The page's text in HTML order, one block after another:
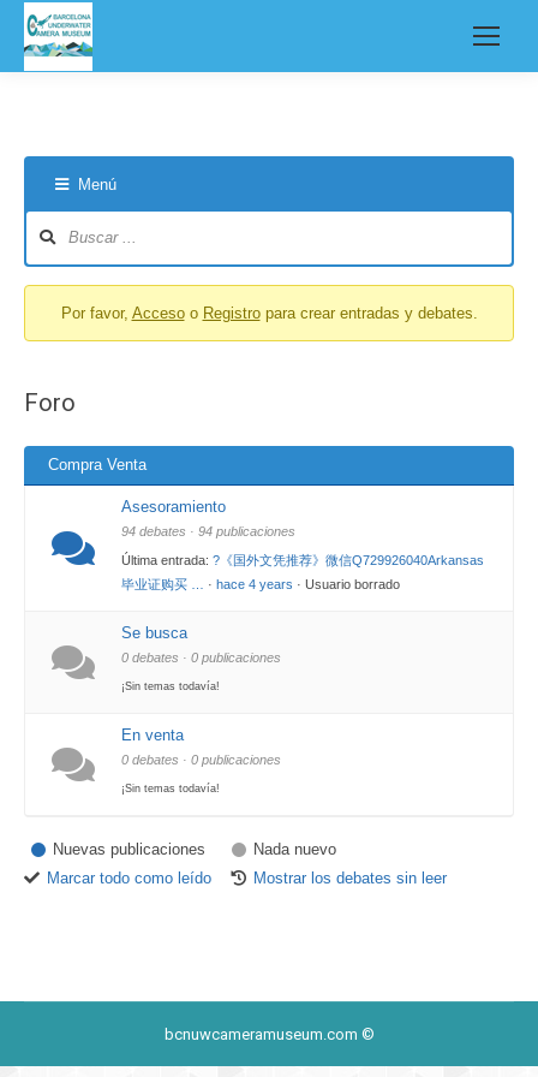
Menú
Navigation
Por favor, Accesoo Registropara crear entradas y debates.
Foro
Compra Venta
Asesoramiento
94 debates · 94 publicaciones
Última entrada: ?《国外文凭推荐》微信Q729926040Arkansas
毕业证购买 …
· hace 4 years · Usuario borrado
Se busca
0 debates · 0 publicaciones
¡Sin temas todavía!
En venta
0 debates · 0 publicaciones
¡Sin temas todavía!
Nuevas publicaciones
Nada nuevo
Marcar todo como leído
Mostrar los debates sin leer
bcnuwcameramuseum.com ©